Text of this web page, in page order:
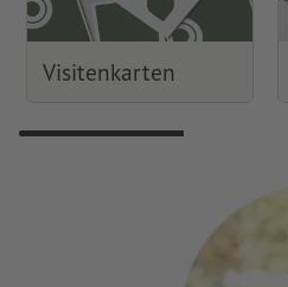
Visitenkarten